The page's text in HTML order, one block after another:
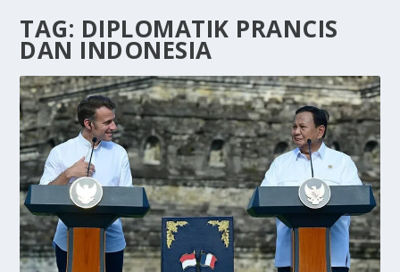
TAG: DIPLOMATIK PRANCIS
DAN INDONESIA